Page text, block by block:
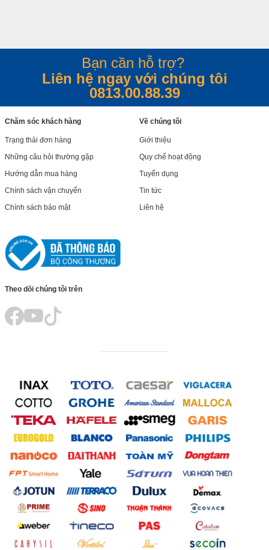
Bạn cần hỗ trợ?
Liên hệ ngay với chúng tôi
0813.00.88.39
Chăm sóc khách hàng
Trạng thái đơn hàng
Những câu hỏi thường gặp
Hướng dẫn mua hàng
Chính sách vận chuyển
Chính sách bảo mật
Về chúng tôi
Giới thiệu
Quy chế hoạt động
Tuyển dụng
Tin tức
Liên hệ
Theo dõi chúng tôi trên